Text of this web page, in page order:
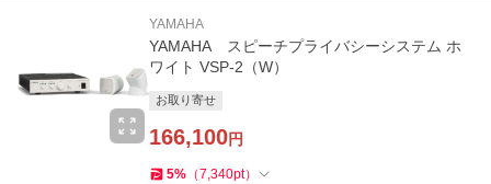
YAMAHA
YAMAHA スピーチプライバシーシステム ホ
ワイト VSP-2（W）
お取り寄せ
166,100円
5% （7,340pt）